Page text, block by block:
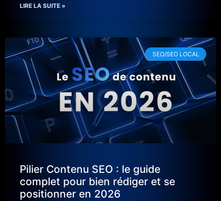
LIRE LA SUITE »
SEO/SEO LOCAL
Pilier Contenu SEO : le guide
complet pour bien rédiger et se
positionner en 2026